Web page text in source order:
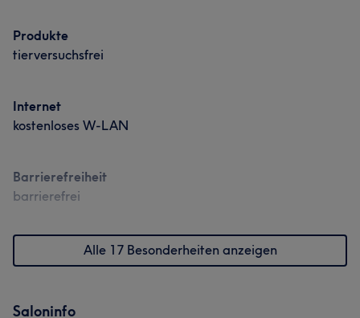
Produkte
tierversuchsfrei
Internet
kostenloses W-LAN
Barrierefreiheit
barrierefrei
Alle 17 Besonderheiten anzeigen
Saloninfo